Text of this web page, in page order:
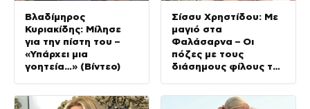
Βλαδίμηρος
Κυριακίδης: Μίλησε
για την πίστη του –
«Υπάρχει μια
γοητεία…» (Βίντεο)
Σίσσυ Χρηστίδου: Με
μαγιό στα
Φαλάσαρνα – Οι
πόζες με τους
διάσημους φίλους της